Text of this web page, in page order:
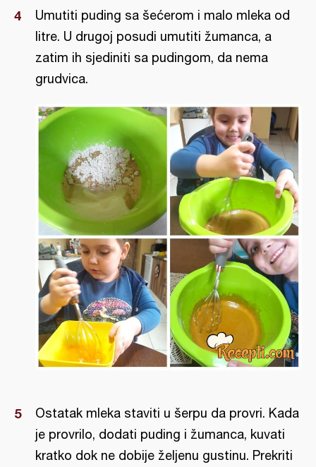
Umutiti puding sa šećerom i malo mleka od
litre. U drugoj posudi umutiti žumanca, a
zatim ih sjediniti sa pudingom, da nema
grudvica.
Ostatak mleka staviti u šerpu da provri. Kada
je provrilo, dodati puding i žumanca, kuvati
kratko dok ne dobije željenu gustinu. Prekriti